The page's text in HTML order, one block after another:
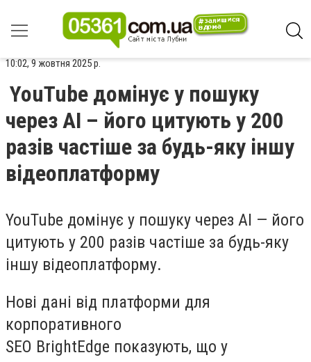
10:02, 9 жовтня 2025 р.
YouTube домінує у пошуку
через AI – його цитують у 200
разів частіше за будь-яку іншу
відеоплатформу
YouTube домінує у пошуку через AI — його
цитують у 200 разів частіше за будь-яку
іншу відеоплатформу.
Нові дані від платформи для
корпоративного
SEO BrightEdge показують, що у